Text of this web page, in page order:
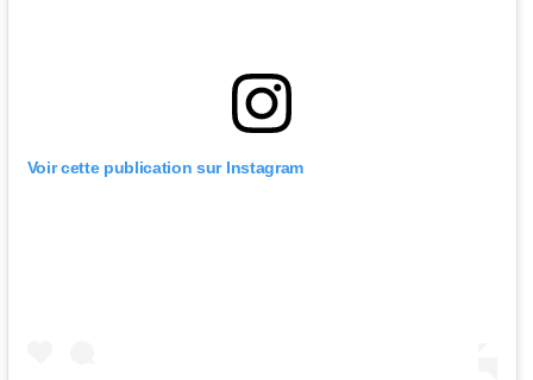
Voir cette publication sur Instagram